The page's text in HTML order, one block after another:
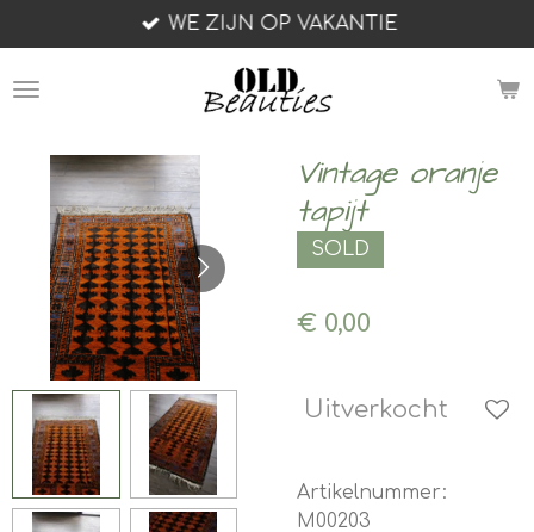
direct
naar
WE ZIJN OP VAKANTIE
Vintage oranje
tapijt
SOLD
€ 0,00
Uitverkocht
Artikelnummer:
M00203